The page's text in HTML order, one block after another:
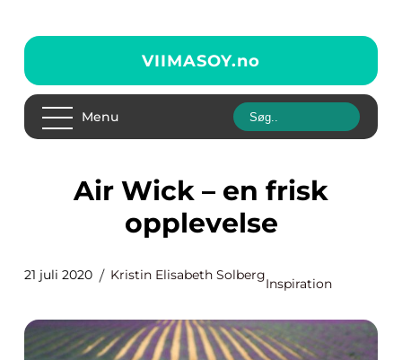
VIIMASOY.no
Menu
Air Wick – en frisk
opplevelse
21 juli 2020 Kristin Elisabeth Solberg
Inspiration